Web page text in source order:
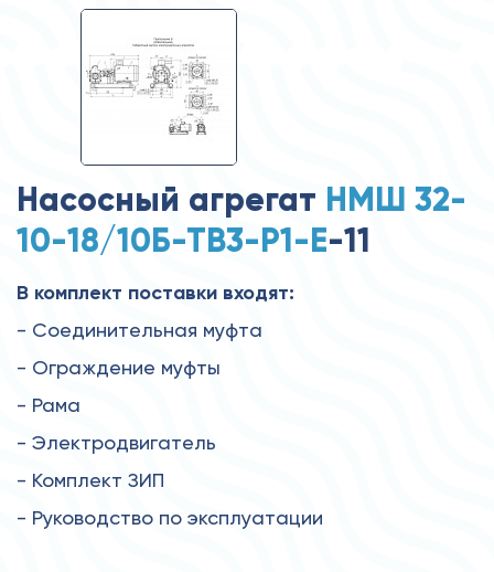
Насосный агрегат НМШ 32-
10-18/10Б-ТВ3-Р1-Е-11
В комплект поставки входят:
- Соединительная муфта
- Ограждение муфты
- Рама
- Электродвигатель
- Комплект ЗИП
- Руководство по эксплуатации